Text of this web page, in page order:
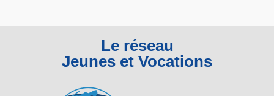
Le réseau
Jeunes et Vocations